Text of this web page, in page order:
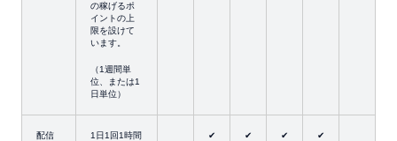
の稼げるポ
イントの上
限を設けて
います。
（1週間単
位、または1
日単位）
配信
1日1回1時間
✔ ✔ ✔ ✔